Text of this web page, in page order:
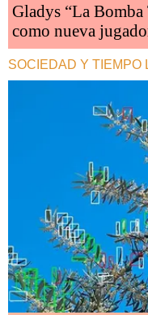
Gladys “La Bomba
como nueva
SOCIEDAD Y TIEMPO